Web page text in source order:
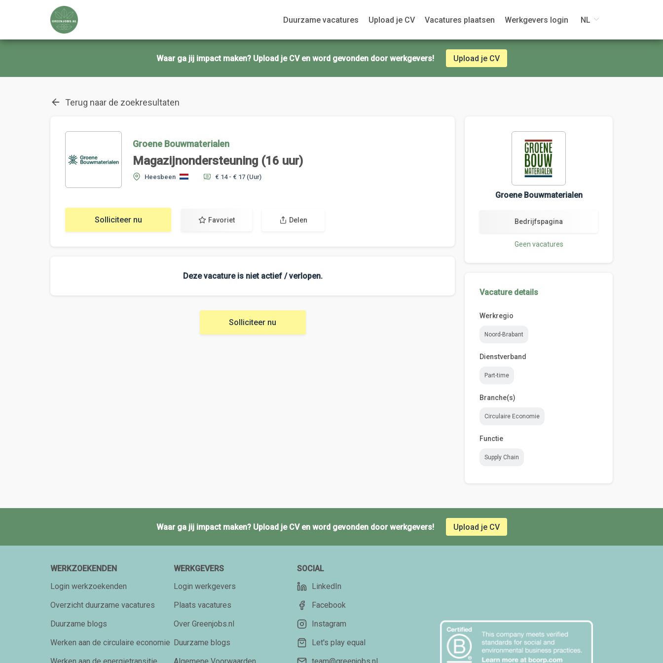
Duurzame vacatures Upload je CV Vacatures plaatsen Werkgevers login NL
Waar ga jij impact maken? Upload je CV en word gevonden door werkgevers! Upload je CV
Terug naar de zoekresultaten
Groene Bouwmaterialen
Magazijnondersteuning (16 uur)
Heesbeen € 14 - € 17 (Uur)
Solliciteer nu Favoriet Delen
Deze vacature is niet actief / verlopen.
Solliciteer nu
Groene Bouwmaterialen
Bedrijfspagina
Geen vacatures
Vacature details
Werkregio
Noord-Brabant
Dienstverband
Part-time
Branche(s)
Circulaire Economie
Functie
Supply Chain
Waar ga jij impact maken? Upload je CV en word gevonden door werkgevers! Upload je CV
WERKZOEKENDEN
Login werkzoekenden
Overzicht duurzame vacatures
Duurzame blogs
Werken aan de circulaire economie
WERKGEVERS
Login werkgevers
Plaats vacatures
Over Greenjobs.nl
Duurzame blogs
SOCIAL
LinkedIn
Facebook
Instagram
Let's play equal